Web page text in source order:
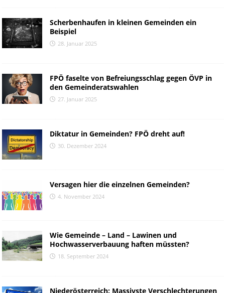
Scherbenhaufen in kleinen Gemeinden ein
Beispiel
28. Januar 2025
FPÖ faselte von Befreiungsschlag gegen ÖVP in
den Gemeinderatswahlen
27. Januar 2025
Diktatur in Gemeinden? FPÖ dreht auf!
30. Dezember 2024
Versagen hier die einzelnen Gemeinden?
4. November 2024
Wie Gemeinde – Land – Lawinen und
Hochwasserverbauung haften müssten?
18. September 2024
Niederösterreich: Massivste Verschlechterungen